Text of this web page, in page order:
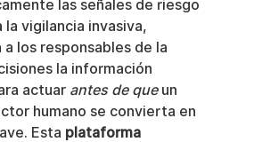
las señales de riesgo
la vigilancia invasiva,
los responsables de la
la información
actuar antes de que un
humano se convierta en
Esta plataforma